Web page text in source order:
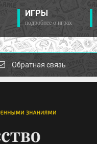
ИГРЫ
подробнее о играх
Обратная связь